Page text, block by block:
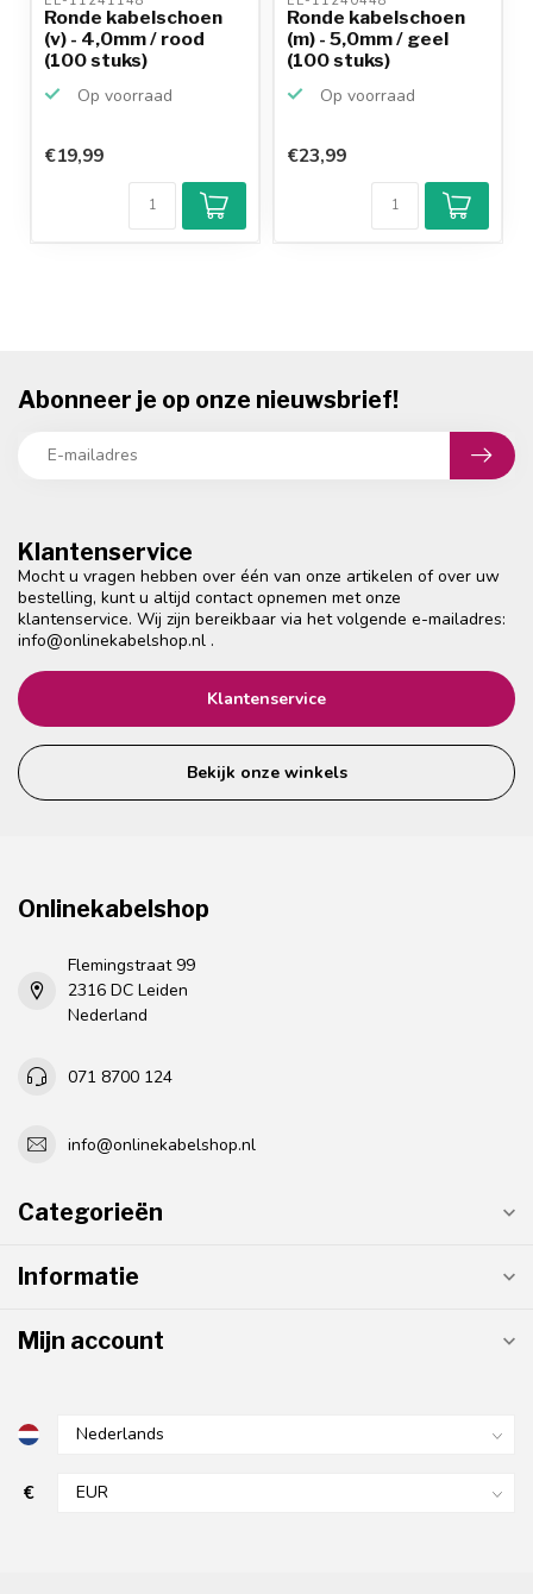
Ronde kabelschoen
(v) - 4,0mm / rood
(100 stuks)
Op voorraad
€19,99
Ronde kabelschoen
(m) - 5,0mm / geel
(100 stuks)
Op voorraad
€23,99
Klantenservice
Mocht u vragen hebben over één van onze artikelen of over uw
bestelling, kunt u altijd contact opnemen met onze
klantenservice. Wij zijn bereikbaar via het volgende e-mailadres:
info@onlinekabelshop.nl .
Klantenservice
Bekijk onze winkels
Abonneer je op onze nieuwsbrief!
Onlinekabelshop
Flemingstraat 99
2316 DC Leiden
Nederland
071 8700 124
info@onlinekabelshop.nl
Categorieën
Informatie
Mijn account
€